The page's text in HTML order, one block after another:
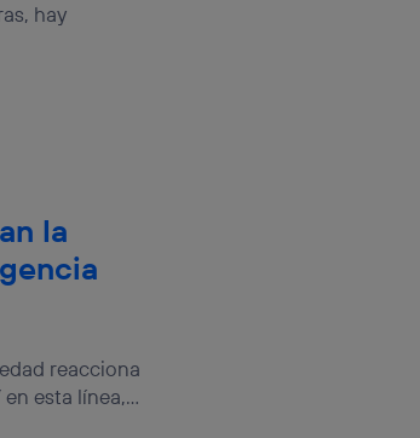
hay
la
reacciona
esta línea,...